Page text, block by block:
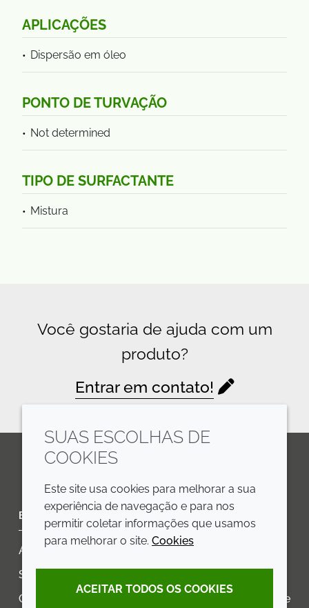
APLICAÇÕES
Dispersão em óleo
PONTO DE TURVAÇÃO
Not determined
TIPO DE SURFACTANTE
Mistura
Você gostaria de ajuda com um
produto?
Entrar em contato!
LinkedInYoutubeLine
EMPRESA
Annual Report
Sustainability Report
Croda.com
LEGAL
Termos e condições
Declaração de Acessibilidade
SUAS ESCOLHAS DE
COOKIES
Este site usa cookies para melhorar a sua
experiência de navegação e para nos
permitir coletar informações que usamos
para melhorar o site. Cookies
ACEITAR TODOS OS COOKIES